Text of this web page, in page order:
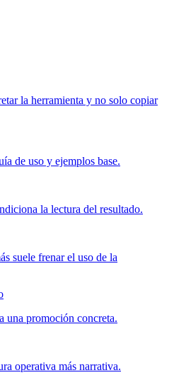
la herramienta y no solo copiar
de uso y ejemplos base.
la lectura del resultado.
suele frenar el uso de la
una promoción concreta.
operativa más narrativa.